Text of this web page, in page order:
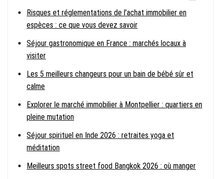
Risques et réglementations de l’achat immobilier en
espèces : ce que vous devez savoir
Séjour gastronomique en France : marchés locaux à
visiter
Les 5 meilleurs changeurs pour un bain de bébé sûr et
calme
Explorer le marché immobilier à Montpellier : quartiers en
pleine mutation
Séjour spirituel en Inde 2026 : retraites yoga et
méditation
Meilleurs spots street food Bangkok 2026 : où manger